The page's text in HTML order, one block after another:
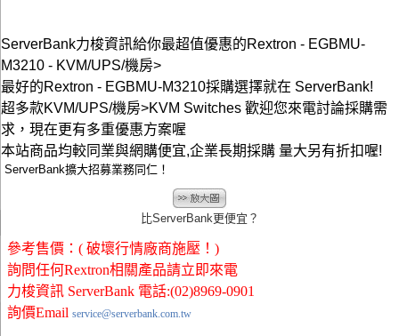
ServerBank力梭資訊給你最超值優惠的Rextron - EGBMU-
M3210 - KVM/UPS/機房>
最好的Rextron - EGBMU-M3210採購選擇就在 ServerBank!
超多款KVM/UPS/機房>KVM Switches 歡迎您來電討論採購需
求，現在更有多重優惠方案喔
本站商品均較同業與網購便宜,企業長期採購 量大另有折扣喔!
ServerBank擴大招募業務同仁！
比ServerBank更便宜？
參考售價：( 破壞行情廠商施壓！)
詢問任何Rextron相關產品請立即來電
力梭資訊 ServerBank 電話:(02)8969-0901
詢價Email service@serverbank.com.tw